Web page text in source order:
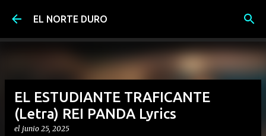
Ir al contenido principal
EL NORTE DURO
EL ESTUDIANTE TRAFICANTE
(Letra) REI PANDA Lyrics
el junio 25, 2025